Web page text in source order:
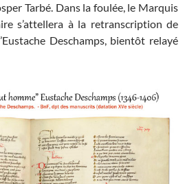
Tarbé. Dans la foulée, le Marquis
s’attellera à la retranscription de
Deschamps, bientôt relayé